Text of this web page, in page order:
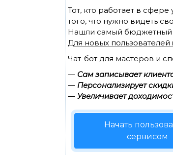
Тот, кто работает в
того, что нужно видеть
Нашли самый бюджетный
Для новых пользователей
Чат-бот для мастеров и
— Сам записывает
— Персонализирует
— Увеличивает
Начать
сервисом